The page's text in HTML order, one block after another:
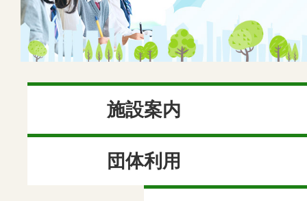
も
文
化
セ
施設案内
団体利用